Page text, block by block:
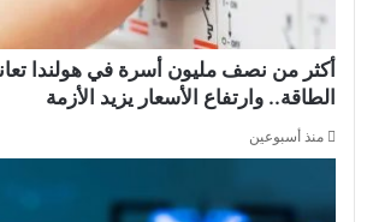
أكثر من نصف مليون أسرة في هولندا
الطاقة.. وارتفاع الأسعار يزيد الأزمة
منذ أسبوعين